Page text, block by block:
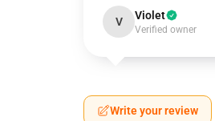
V Violet
Verified owner
Write your review